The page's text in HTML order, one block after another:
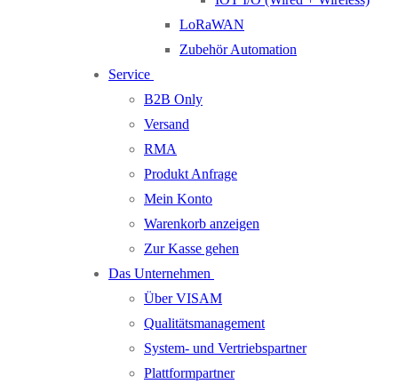
LoRaWAN
Zubehör Automation
Service
B2B Only
Versand
RMA
Produkt Anfrage
Mein Konto
Warenkorb anzeigen
Zur Kasse gehen
Das Unternehmen
Über VISAM
Qualitätsmanagement
System- und Vertriebspartner
Plattformpartner